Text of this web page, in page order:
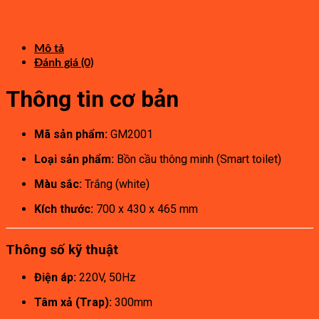
Mô tả
Đánh giá (0)
Thông tin cơ bản
Mã sản phẩm: GM2001
Loại sản phẩm: Bồn cầu thông minh (Smart toilet)
Màu sắc: Trắng (white)
Kích thước: 700 x 430 x 465 mm
Thông số kỹ thuật
Điện áp: 220V, 50Hz
Tâm xả (Trap): 300mm